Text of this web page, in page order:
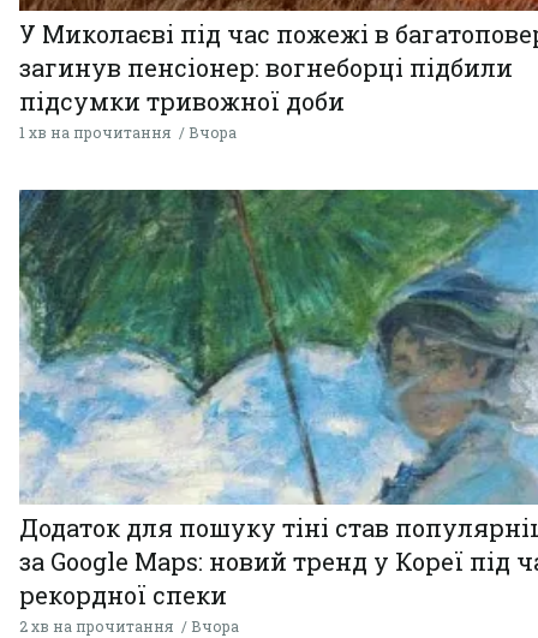
У Миколаєві під час пожежі в
загинув пенсіонер: вогнеборці підбили
підсумки тривожної доби
1 хв на прочитання Вчора
Додаток для пошуку тіні став
за Google Maps: новий тренд у Кореї під
рекордної спеки
2 хв на прочитання Вчора